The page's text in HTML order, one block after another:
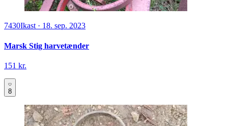
7430Ikast· 18. sep. 2023
Marsk Stig harvetænder
151 kr.
8